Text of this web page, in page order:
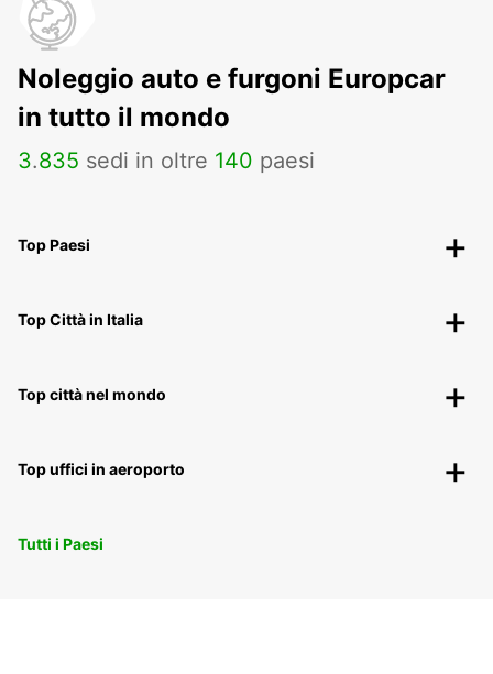
Noleggio auto e furgoni Europcar
in tutto il mondo
3.835 sedi in oltre 140 paesi
Top Paesi
Top Città in Italia
Top città nel mondo
Top uffici in aeroporto
Tutti i Paesi